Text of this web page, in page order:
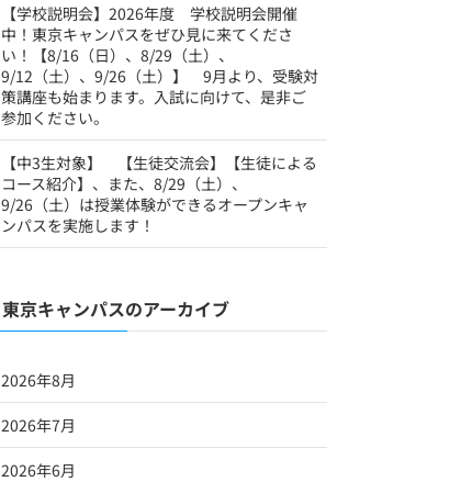
【学校説明会】2026年度 学校説明会開催
中！東京キャンパスをぜひ見に来てくださ
い！【8/16（日）、8/29（土）、
9/12（土）、9/26（土）】 9月より、受験対
策講座も始まります。入試に向けて、是非ご
参加ください。
【中3生対象】 【生徒交流会】【生徒による
コース紹介】、また、8/29（土）、
9/26（土）は授業体験ができるオープンキャ
ンパスを実施します！
東京キャンパスのアーカイブ
2026年8月
2026年7月
2026年6月